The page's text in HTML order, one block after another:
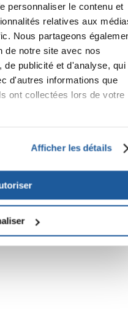
personnaliser le contenu et
relatives aux
Nous partageons
de notre site avec nos
de publicité et d'analyse, qui
d'autres informations que
ont collectées lors de votre
Afficher les détails
DE317667035
/ plus l'expédition
24 UG.